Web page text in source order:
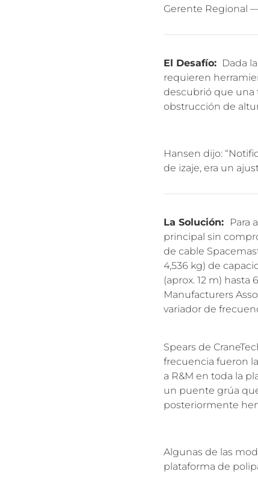
Gerente Regional
El Desafío: Dada
requieren
descubrió que una
obstrucción de
Hansen dijo:
de izaje, era un
La Solución:
Para
principal sin
de cable
4,536 kg) de
(aprox. 12 m) hasta
Manufacturers
variador de
Spears de
frecuencia fueron
a R&M en toda la
un puente grúa
posteriormente
Algunas de las
plataforma de